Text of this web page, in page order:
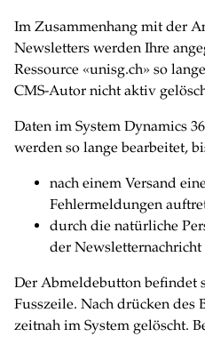
Im Zusammenhang mit der
Newsletters werden Ihre
Ressource «unisg.ch» so
CMS-Autor nicht aktiv
Daten im System Dynamics
werden so lange bearbeitet,
nach einem Versand
Fehlermeldungen
durch die natürliche
der
Der Abmeldebutton befindet
Fusszeile. Nach drücken des
zeitnah im System gelöscht.